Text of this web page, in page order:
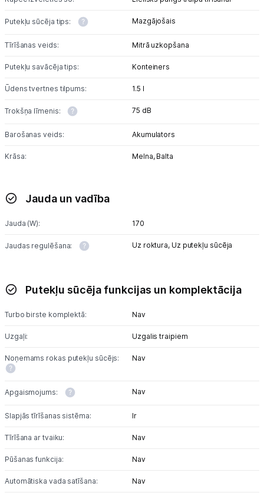
Putekļu sūcēja tips: Mazgājošais
Tīrīšanas veids: Mitrā uzkopšana
Putekļu savācēja tips: Konteiners
Ūdens tvertnes tilpums: 1.5 l
Trokšņa līmenis: 75 dB
Barošanas veids: Akumulators
Krāsa: Melna, Balta
Jauda un vadība
Jauda (W): 170
Jaudas regulēšana: Uz roktura, Uz putekļu sūcēja
Putekļu sūcēja funkcijas un komplektācija
Turbo birste komplektā: Nav
Uzgaļi: Uzgalis traipiem
Noņemams rokas putekļu sūcējs: Nav
Apgaismojums: Nav
Slapjās tīrīšanas sistēma: Ir
Tīrīšana ar tvaiku: Nav
Pūšanas funkcija: Nav
Automātiska vada satīšana: Nav